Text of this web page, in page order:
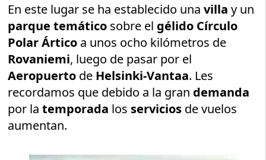
En este lugar se ha establecido unavillay un
parque temático sobre el gélido Círculo
Polar Ártico a unos ocho kilómetros de
Rovaniemi, luego de pasar por el
Aeropuerto de Helsinki-Vantaa. Les
recordamos que debido a la gran demanda
por latemporada los servicios de vuelos
aumentan.